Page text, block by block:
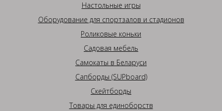
Настольные игры
Оборудование для спортзалов и стадионов
Роликовые коньки
Садовая мебель
Самокаты в Беларуси
Сапборды (SUPboard)
Скейтборды
Товары для единоборств